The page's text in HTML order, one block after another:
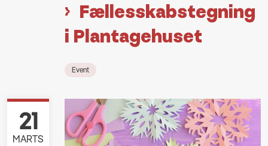
Fællesskabstegning
i Plantagehuset
Event
21
MARTS